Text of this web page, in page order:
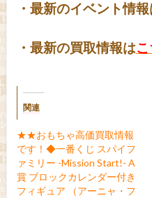
・最新のイベント情報
・最新の買取情報は
関連
★★おもちゃ高価買取情報
です！◆一番くじ スパイフ
ァミリー -Mission Start!- A
賞 ブロックカレンダー付き
フィギュア （アーニャ・フ